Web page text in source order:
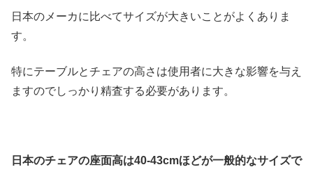
日本のメーカに比べてサイズが大きいことがよくありま
す。
特にテーブルとチェアの高さは使用者に大きな影響を与え
ますのでしっかり精査する必要があります。
日本のチェアの座面高は40-43cmほどが一般的なサイズで